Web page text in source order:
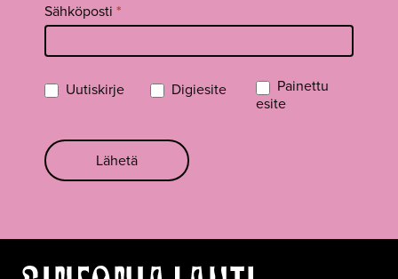
Sähköposti *
Uutiskirje Digiesite
Painettu
esite
Lähetä